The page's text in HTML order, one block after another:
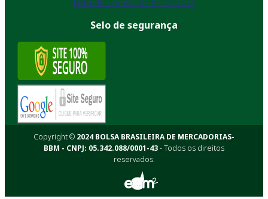
Selo de segurança
Copyright © 2024 BOLSA BRASILEIRA DE MERCADORIAS-
BBM - CNPJ: 05.342.088/0001-43- Todos os direitos
reservados.